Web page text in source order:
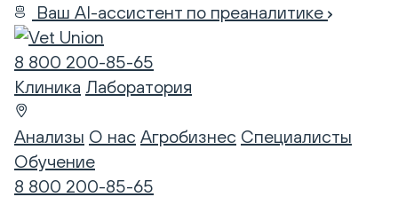
Ваш AI-ассистент по преаналитике
8 800 200-85-65
Клиника Лаборатория
Анализы О нас Агробизнес Специалисты
Обучение
8 800 200-85-65